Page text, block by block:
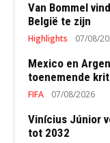
Van Bommel
België te zijn
Highlights 07/08/
Mexico en
toenemende
FIFA 07/08/2026
Vinícius Júnior
tot 2032